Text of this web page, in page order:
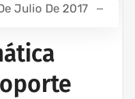
Julio De 2017